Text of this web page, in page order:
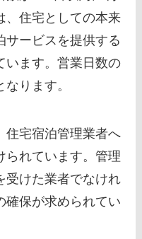
、住宅としての本来
サービスを提供する
います。営業日数の
ります。
住宅宿泊管理業者へ
られています。管理
受けた業者でなけれ
確保が求められてい